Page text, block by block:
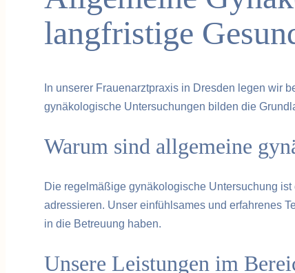
langfristige
In unserer Frauenarztpraxis in Dresden legen wir
gynäkologische Untersuchungen bilden die
Warum sind allgemeine
Die regelmäßige gynäkologische Untersuchung
adressieren. Unser einfühlsames und erfahrenes
in die Betreuung haben.
Unsere Leistungen im